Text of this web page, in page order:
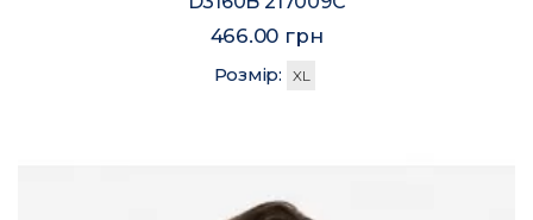
466.00 грн
Розмір: XL